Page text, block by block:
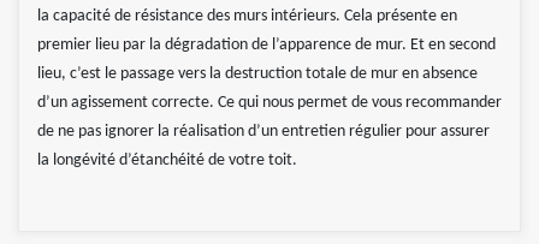
la capacité de résistance des murs intérieurs. Cela présente en
premier lieu par la dégradation de l’apparence de mur. Et en second
lieu, c’est le passage vers la destruction totale de mur en absence
d’un agissement correcte. Ce qui nous permet de vous recommander
de ne pas ignorer la réalisation d’un entretien régulier pour assurer
la longévité d’étanchéité de votre toit.